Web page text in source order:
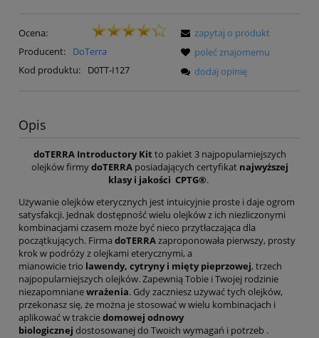
Ocena:
Producent:
DoTerra
Kod produktu:
D0TT-I127
zapytaj o produkt
poleć znajomemu
dodaj opinię
Opis
doTERRA Introductory Kit to pakiet 3 najpopularniejszych
olejków firmydoTERRA posiadających certyfikat najwyższej
klasy i jakości CPTG®.
Używanie olejków eterycznych jest intuicyjnie proste i daje ogrom
satysfakcji. Jednak dostępność wielu olejków z ich niezliczonymi
kombinacjami czasem może być nieco przytłaczająca dla
początkujących. Firma doTERRAzaproponowała pierwszy, prosty
krok w podróży z olejkami eterycznymi, a
mianowicie trio lawendy, cytryny i mięty pieprzowej, trzech
najpopularniejszych olejków. Zapewnią Tobie i Twojej rodzinie
niezapomnianewrażenia. Gdy zaczniesz używać tych olejków,
przekonasz się, że można je stosować w wielu kombinacjach i
aplikować w trakciedomowej odnowy
biologicznej dostosowanej do Twoich wymagań i potrzeb .